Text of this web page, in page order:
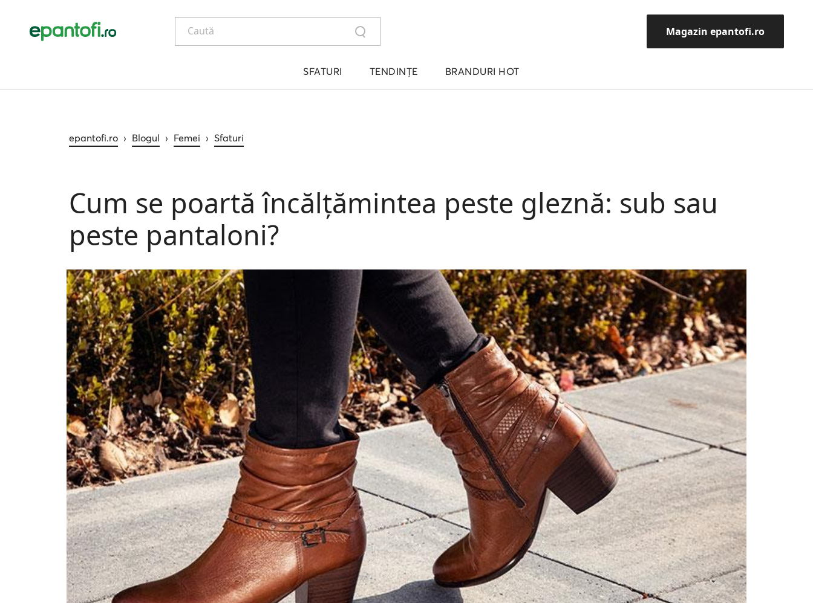
Caută Magazin epantofi.ro
SFATURI TENDINȚE BRANDURI HOT
epantofi.ro › Blogul › Femei › Sfaturi
Cum se poartă încălțămintea peste gleznă: sub sau
peste pantaloni?